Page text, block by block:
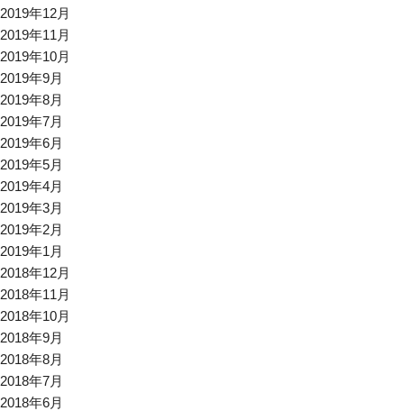
2019年12月
2019年11月
2019年10月
2019年9月
2019年8月
2019年7月
2019年6月
2019年5月
2019年4月
2019年3月
2019年2月
2019年1月
2018年12月
2018年11月
2018年10月
2018年9月
2018年8月
2018年7月
2018年6月